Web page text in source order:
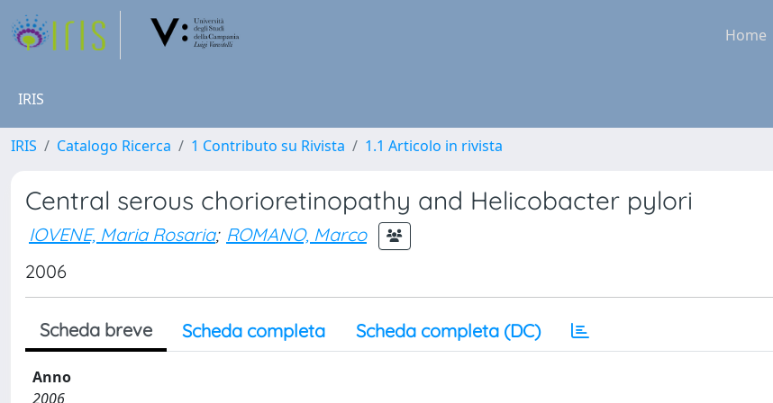
Home
IRIS
IRIS Catalogo Ricerca 1 Contributo su Rivista 1.1 Articolo in rivista
Central serous chorioretinopathy and Helicobacter pylori
IOVENE, Maria Rosaria; ROMANO, Marco
2006
Scheda breve Scheda completa Scheda completa (DC)
Anno
2006